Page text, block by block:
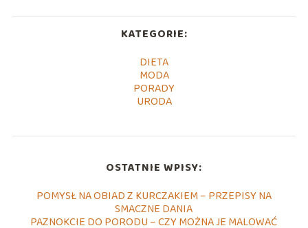
KATEGORIE:
DIETA
MODA
PORADY
URODA
OSTATNIE WPISY:
POMYSŁ NA OBIAD Z KURCZAKIEM – PRZEPISY NA
SMACZNE DANIA
PAZNOKCIE DO PORODU – CZY MOŻNA JE MALOWAĆ